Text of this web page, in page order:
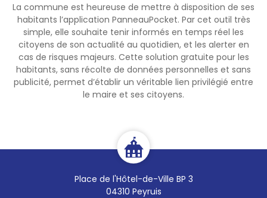
La commune est heureuse de mettre à disposition de ses
habitants l’application PanneauPocket. Par cet outil très
simple, elle souhaite tenir informés en temps réel les
citoyens de son actualité au quotidien, et les alerter en
cas de risques majeurs. Cette solution gratuite pour les
habitants, sans récolte de données personnelles et sans
publicité, permet d’établir un véritable lien privilégié entre
le maire et ses citoyens.
Place de l'Hôtel-de-Ville BP 3
04310 Peyruis